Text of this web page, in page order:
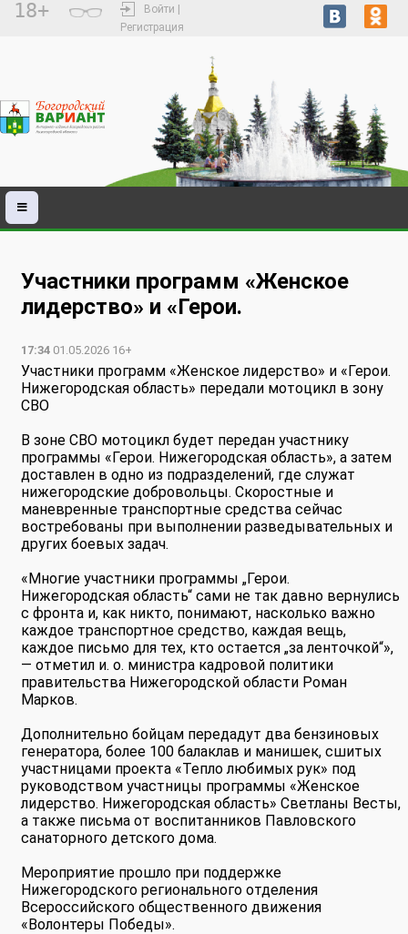
18+
Войти |
Регистрация
Участники программ «Женское
лидерство» и «Герои.
17:34 01.05.2026 16+
Участники программ «Женское лидерство» и «Герои.
Нижегородская область» передали мотоцикл в зону
СВО
В зоне СВО мотоцикл будет передан участнику
программы «Герои. Нижегородская область», а затем
доставлен в одно из подразделений, где служат
нижегородские добровольцы. Скоростные и
маневренные транспортные средства сейчас
востребованы при выполнении разведывательных и
других боевых задач.
«Многие участники программы „Герои.
Нижегородская область“ сами не так давно вернулись
с фронта и, как никто, понимают, насколько важно
каждое транспортное средство, каждая вещь,
каждое письмо для тех, кто остается „за ленточкой“»,
— отметил и. о. министра кадровой политики
правительства Нижегородской области Роман
Марков.
Дополнительно бойцам передадут два бензиновых
генератора, более 100 балаклав и манишек, сшитых
участницами проекта «Тепло любимых рук» под
руководством участницы программы «Женское
лидерство. Нижегородская область» Светланы Весты,
а также письма от воспитанников Павловского
санаторного детского дома.
Мероприятие прошло при поддержке
Нижегородского регионального отделения
Всероссийского общественного движения
«Волонтеры Победы».